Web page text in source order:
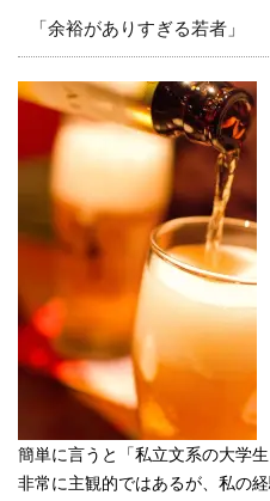
「余裕がありすぎる若者」
簡単に言うと「私立文系の大学生
非常に主観的ではあるが、私の